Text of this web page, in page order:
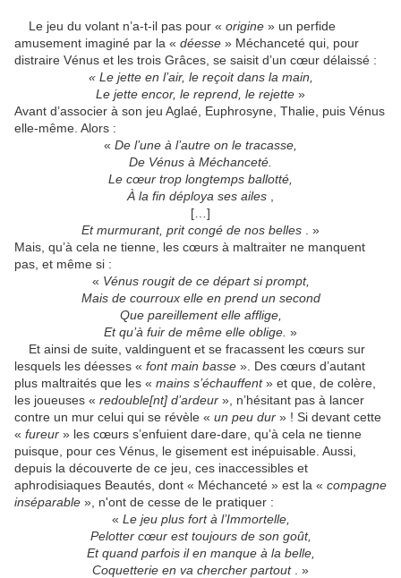
Le jeu du volant n’a-t-il pas pour « origine » un perfide
amusement imaginé par la « déesse » Méchanceté qui, pour
distraire Vénus et les trois Grâces, se saisit d’un cœur délaissé :
« Le jette en l’air, le reçoit dans la main,
Le jette encor, le reprend, le rejette »
Avant d’associer à son jeu Aglaé, Euphrosyne, Thalie, puis Vénus
elle-même. Alors :
« De l’une à l’autre on le tracasse,
De Vénus à Méchanceté.
Le cœur trop longtemps ballotté,
À la fin déploya ses ailes
[…]
Et murmurant, prit congé de nos belles . »
Mais, qu’à cela ne tienne, les cœurs à maltraiter ne manquent
pas, et même si :
« Vénus rougit de ce départ si prompt,
Mais de courroux elle en prend un second
Que pareillement elle afflige,
Et qu’à fuir de même elle oblige. »
Et ainsi de suite, valdinguent et se fracassent les cœurs sur
lesquels les déesses « font main basse ». Des cœurs d’autant
plus maltraités que les « mains s’échauffent» et que, de colère,
les joueuses « redouble[nt] d’ardeur », n’hésitant pas à lancer
contre un mur celui qui se révèle « un peu dur » ! Si devant cette
« fureur » les cœurs s’enfuient dare-dare, qu’à cela ne tienne
puisque, pour ces Vénus, le gisement est inépuisable. Aussi,
depuis la découverte de ce jeu, ces inaccessibles et
aphrodisiaques Beautés, dont « Méchanceté » est la « compagne
inséparable », n'ont de cesse de le pratiquer :
« Le jeu plus fort à l’Immortelle,
Pelotter cœur est toujours de son goût,
Et quand parfois il en manque à la belle,
Coquetterie en va chercher partout. »